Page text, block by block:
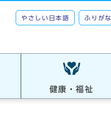
やさしい日本語 ふりがな
健康・福祉